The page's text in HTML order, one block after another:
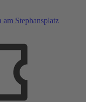
Stephansplatz